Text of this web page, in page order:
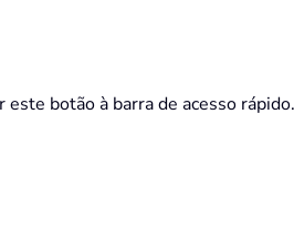
este botão à barra de acesso rápido.